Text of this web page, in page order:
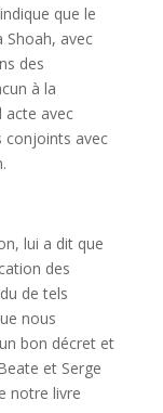
que le
Shoah, avec
des
à la
acte avec
conjoints avec
lui a dit que
des
de tels
nous
bon décret et
et Serge
notre livre